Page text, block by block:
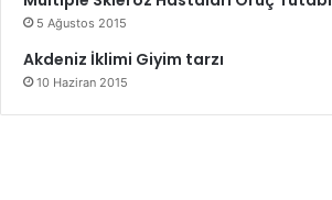
5 Ağustos 2015
Akdeniz İklimi Giyim tarzı
10 Haziran 2015